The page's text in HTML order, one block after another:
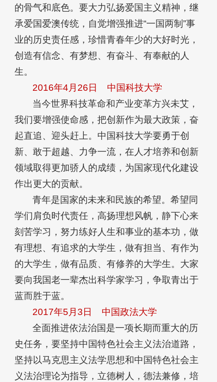
的骨气和底色。要大力弘扬爱国主义精神，继
承爱国爱澳传统，自觉增强推进“一国两制”事
业的历史责任感，珍惜青春年少的大好时光，
创造有信念、有梦想、有奋斗、有奉献的人
生。
2016年4月26日 中国科技大学
当今世界科技革命和产业变革方兴未艾，
我们要增强使命感，把创新作为最大政策，奋
起直追、迎头赶上。中国科技大学要勇于创
新、敢于超越、力争一流，在人才培养和创新
领域取得更加骄人的成绩，为国家现代化建设
作出更大的贡献。
青年是国家的未来和民族的希望。希望同
学们肩负时代责任，高扬理想风帆，静下心来
刻苦学习，努力练好人生和事业的基本功，做
有理想、有追求的大学生，做有担当、有作为
的大学生，做有品质、有修养的大学生。大家
要向我国老一辈杰出科学家学习，争取青出于
蓝而胜于蓝。
2017年5月3日 中国政法大学
全面推进依法治国是一项长期而重大的历
史任务，要坚持中国特色社会主义法治道路，
坚持以马克思主义法学思想和中国特色社会主
义法治理论为指导，立德树人，德法兼修，培